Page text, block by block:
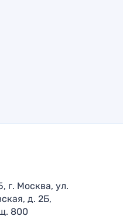
г. Москва, ул.
д. 2Б,
800